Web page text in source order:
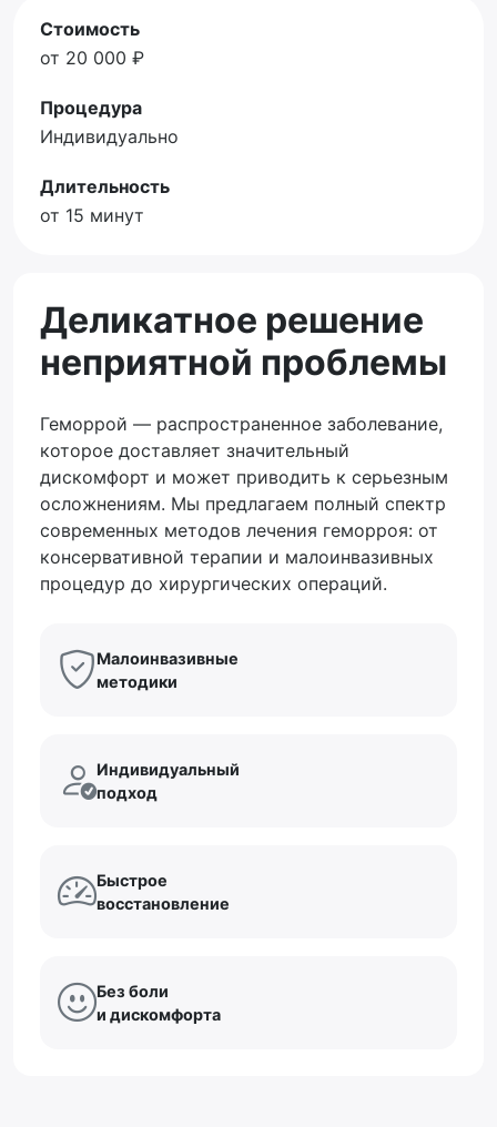
Стоимость
от 20 000 ₽
Процедура
Индивидуально
Длительность
от 15 минут
Деликатное решение
неприятной проблемы
Геморрой — распространенное заболевание,
которое доставляет значительный
дискомфорт и может приводить к серьезным
осложнениям. Мы предлагаем полный спектр
современных методов лечения геморроя: от
консервативной терапии и малоинвазивных
процедур до хирургических операций.
Малоинвазивные
методики
Индивидуальный
подход
Быстрое
восстановление
Без боли
и дискомфорта